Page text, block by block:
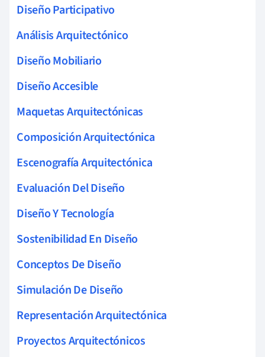
Diseño Participativo
Análisis Arquitectónico
Diseño Mobiliario
Diseño Accesible
Maquetas Arquitectónicas
Composición Arquitectónica
Escenografía Arquitectónica
Evaluación Del Diseño
Diseño Y Tecnología
Sostenibilidad En Diseño
Conceptos De Diseño
Simulación De Diseño
Representación Arquitectónica
Proyectos Arquitectónicos